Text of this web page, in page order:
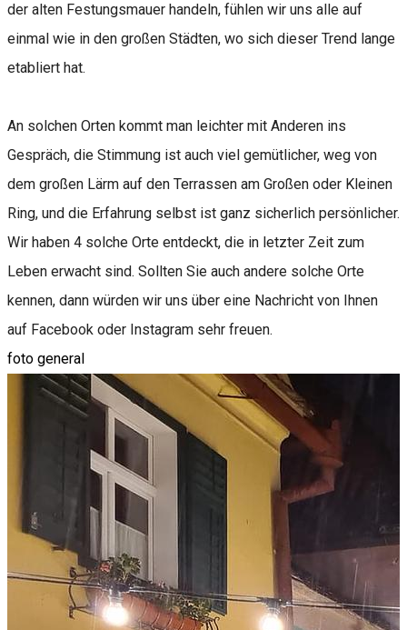
der alten Festungsmauer handeln, fühlen wir uns alle auf
einmal wie in den großen Städten, wo sich dieser Trend lange
etabliert hat.
An solchen Orten kommt man leichter mit Anderen ins
Gespräch, die Stimmung ist auch viel gemütlicher, weg von
dem großen Lärm auf den Terrassen am Großen oder Kleinen
Ring, und die Erfahrung selbst ist ganz sicherlich persönlicher.
Wir haben 4 solche Orte entdeckt, die in letzter Zeit zum
Leben erwacht sind. Sollten Sie auch andere solche Orte
kennen, dann würden wir uns über eine Nachricht von Ihnen
auf Facebook oder Instagram sehr freuen.
foto general